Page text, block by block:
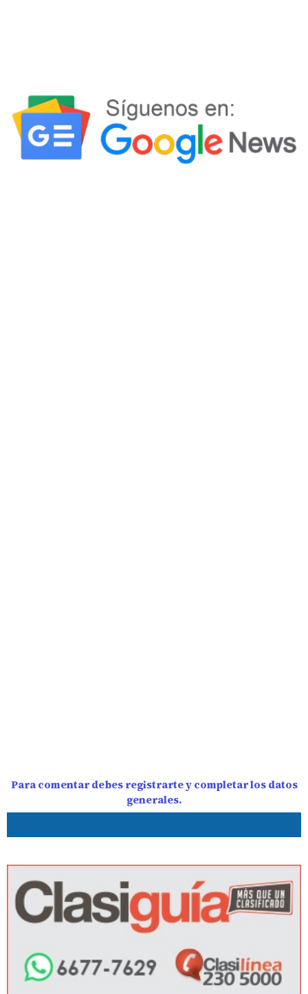
Para comentar debes registrarte y completar los datos
generales.